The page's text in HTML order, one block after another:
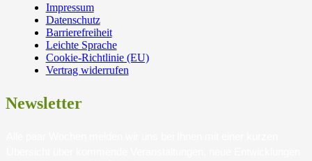
Impressum
Datenschutz
Barrierefreiheit
Leichte Sprache
Cookie-Richtlinie (EU)
Vertrag widerrufen
Newsletter